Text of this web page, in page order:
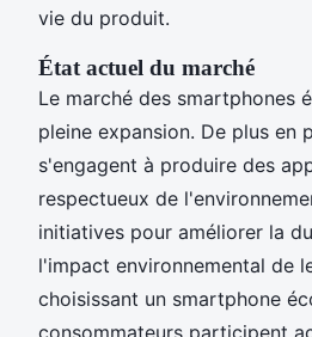
vie du produit.
État actuel du marché
Le marché des smartphones
pleine expansion. De plus en
s'engagent à produire des
respectueux de
initiatives pour améliorer la
l'impact environnemental de
choisissant un smartphone
consommateurs participent